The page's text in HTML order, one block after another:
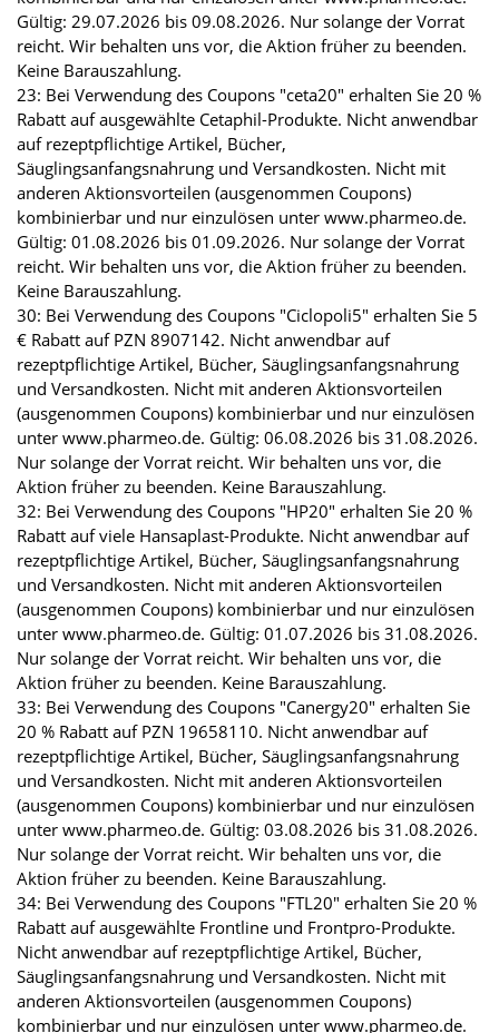
Gültig: 29.07.2026 bis 09.08.2026. Nur solange der Vorrat
reicht. Wir behalten uns vor, die Aktion früher zu beenden.
Keine Barauszahlung.
23: Bei Verwendung des Coupons "ceta20" erhalten Sie 20 %
Rabatt auf ausgewählte Cetaphil-Produkte. Nicht anwendbar
auf rezeptpflichtige Artikel, Bücher,
Säuglingsanfangsnahrung und Versandkosten. Nicht mit
anderen Aktionsvorteilen (ausgenommen Coupons)
kombinierbar und nur einzulösen unter www.pharmeo.de.
Gültig: 01.08.2026 bis 01.09.2026. Nur solange der Vorrat
reicht. Wir behalten uns vor, die Aktion früher zu beenden.
Keine Barauszahlung.
30: Bei Verwendung des Coupons "Ciclopoli5" erhalten Sie 5
€ Rabatt auf PZN 8907142. Nicht anwendbar auf
rezeptpflichtige Artikel, Bücher, Säuglingsanfangsnahrung
und Versandkosten. Nicht mit anderen Aktionsvorteilen
(ausgenommen Coupons) kombinierbar und nur einzulösen
unter www.pharmeo.de. Gültig: 06.08.2026 bis 31.08.2026.
Nur solange der Vorrat reicht. Wir behalten uns vor, die
Aktion früher zu beenden. Keine Barauszahlung.
32: Bei Verwendung des Coupons "HP20" erhalten Sie 20 %
Rabatt auf viele Hansaplast-Produkte. Nicht anwendbar auf
rezeptpflichtige Artikel, Bücher, Säuglingsanfangsnahrung
und Versandkosten. Nicht mit anderen Aktionsvorteilen
(ausgenommen Coupons) kombinierbar und nur einzulösen
unter www.pharmeo.de. Gültig: 01.07.2026 bis 31.08.2026.
Nur solange der Vorrat reicht. Wir behalten uns vor, die
Aktion früher zu beenden. Keine Barauszahlung.
33: Bei Verwendung des Coupons "Canergy20" erhalten Sie
20 % Rabatt auf PZN 19658110. Nicht anwendbar auf
rezeptpflichtige Artikel, Bücher, Säuglingsanfangsnahrung
und Versandkosten. Nicht mit anderen Aktionsvorteilen
(ausgenommen Coupons) kombinierbar und nur einzulösen
unter www.pharmeo.de. Gültig: 03.08.2026 bis 31.08.2026.
Nur solange der Vorrat reicht. Wir behalten uns vor, die
Aktion früher zu beenden. Keine Barauszahlung.
34: Bei Verwendung des Coupons "FTL20" erhalten Sie 20 %
Rabatt auf ausgewählte Frontline und Frontpro-Produkte.
Nicht anwendbar auf rezeptpflichtige Artikel, Bücher,
Säuglingsanfangsnahrung und Versandkosten. Nicht mit
anderen Aktionsvorteilen (ausgenommen Coupons)
kombinierbar und nur einzulösen unter www.pharmeo.de.